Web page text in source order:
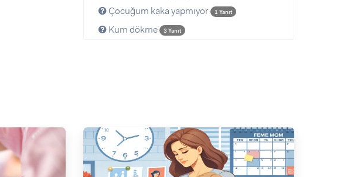
Çocuğum kaka yapmıyor 1 Yanıt
Kum dökme 3 Yanıt